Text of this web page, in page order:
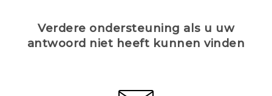
Verdere ondersteuning als u uw
antwoord niet heeft kunnen vinden